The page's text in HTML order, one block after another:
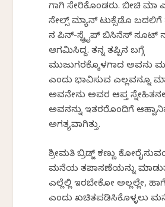
ಗಾಗಿ ಸೇರಿಕೊಂಡರು. ಬೀಚಿ
ಸೇಲ್ಸ್ ಮ್ಯಾನ್ ಟುಕ್ಸೆಡೊ
ನ ಪಿನ್-ಸ್ಟ್ರೈಪ್ ಬಿಸಿನೆಸ್ ಸೂಟ್
ಆಗಮಿಸಿದ್ದ. ತನ್ನ ತಪ್ಪಿನ ಬಗ್ಗೆ
ಮುಜುಗರಕ್ಕೊಳಗಾದ ಅವನು
ಎಂದು ಭಾವಿಸುವ ಎಲ್ಲವನ್ನೂ
ಅವನೇನು ಅವರ ಆಪ್ತ
ಅವನನ್ನು ಇತರರೊಂದಿಗೆ
ಅಗತ್ಯವಾಗಿತ್ತು.
ಶ್ರೀಮತಿ ಬ್ರಿಡ್ಜ್ ಕಣ್ಣು
ಮನೆಯ ತಪಾಸಣೆಯನ್ನು
ಎಲ್ಲೆಲ್ಲಿ ಇರಬೇಕೋ ಅಲ್ಲಲ್ಲೇ,
ಎಂದು ಖಚಿತಪಡಿಸಿಕೊಳ್ಳಲು